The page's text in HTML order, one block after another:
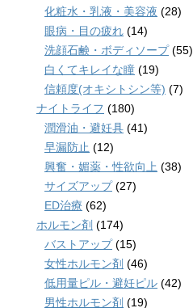
化粧水・乳液・美容液 (28)
眼病・目の疲れ (14)
洗顔石鹸・ボディソープ(55)
白くてキレイな瞳 (19)
信頼度(オキシトシン等) (7)
ナイトライフ (180)
潤滑油・避妊具 (41)
早漏防止 (12)
興奮・媚薬・性欲向上 (38)
サイズアップ(27)
ED治療 (62)
ホルモン剤 (174)
バストアップ(15)
女性ホルモン剤 (46)
低用量ピル・避妊ピル (42)
男性ホルモン剤 (19)